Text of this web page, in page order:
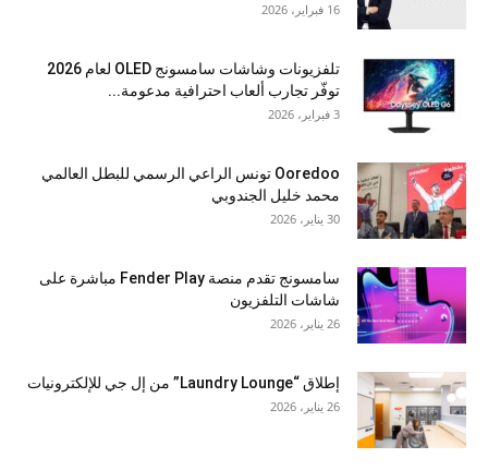
16 فبراير، 2026
تلفزيونات وشاشات سامسونج OLED لعام 2026
توفّر تجارب ألعاب احترافية مدعومة...
3 فبراير، 2026
Ooredoo تونس الراعي الرسمي للبطل العالمي
محمد خليل الجندوبي
30 يناير، 2026
سامسونج تقدم منصة Fender Play مباشرة على
شاشات التلفزيون
26 يناير، 2026
إطلاق “Laundry Lounge” من إل جي للإلكترونيات
26 يناير، 2026